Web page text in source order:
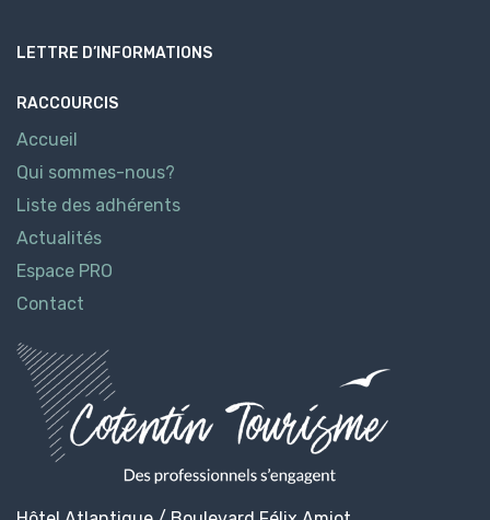
LETTRE D’INFORMATIONS
RACCOURCIS
Accueil
Qui sommes-nous?
Liste des adhérents
Actualités
Espace PRO
Contact